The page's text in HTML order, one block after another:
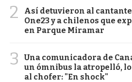
2
Así detuvieron al
One23 y a chilenos que
en Parque Miramar
3
Una comunicadora de
un ómnibus la atropelló,
al chofer: "En shock"